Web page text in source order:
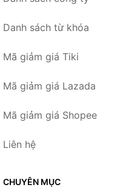
Danh sách từ khóa
Mã giảm giá Tiki
Mã giảm giá Lazada
Mã giảm giá Shopee
Liên hệ
CHUYÊN MỤC